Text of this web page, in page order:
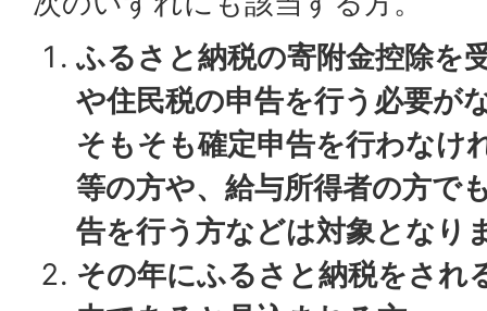
ふるさと納税の寄附金控除を
や住民税の申告を行う必要が
そもそも確定申告を行わなけ
等の方や、給与所得者の方で
告を行う方などは対象となり
その年にふるさと納税をされ